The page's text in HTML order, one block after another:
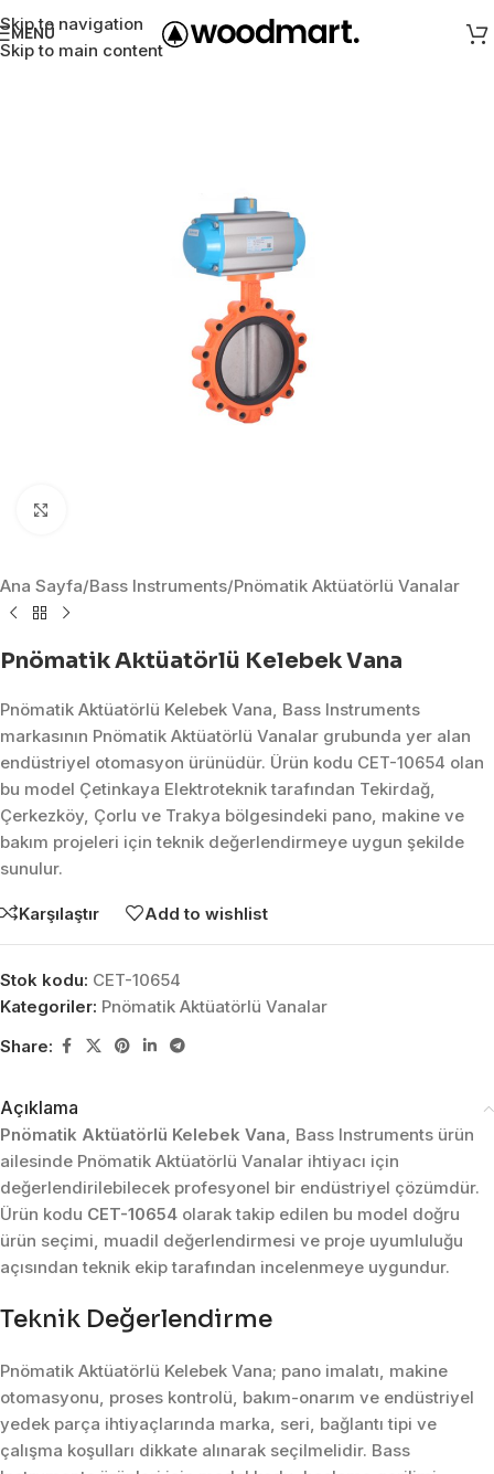
Skip to navigation
Skip to main content
MENÜ
Ana Sayfa/Bass Instruments/Pnömatik Aktüatörlü Vanalar
Pnömatik Aktüatörlü Kelebek Vana
Pnömatik Aktüatörlü Kelebek Vana, Bass Instruments
markasının Pnömatik Aktüatörlü Vanalar grubunda yer alan
endüstriyel otomasyon ürünüdür. Ürün kodu CET-10654 olan
bu model Çetinkaya Elektroteknik tarafından Tekirdağ,
Çerkezköy, Çorlu ve Trakya bölgesindeki pano, makine ve
bakım projeleri için teknik değerlendirmeye uygun şekilde
sunulur.
Karşılaştır Add to wishlist
Stok kodu: CET-10654
Kategoriler: Pnömatik Aktüatörlü Vanalar
Share:
Açıklama
Pnömatik Aktüatörlü Kelebek Vana, Bass Instruments ürün
ailesinde Pnömatik Aktüatörlü Vanalar ihtiyacı için
değerlendirilebilecek profesyonel bir endüstriyel çözümdür.
Ürün kodu CET-10654 olarak takip edilen bu model doğru
ürün seçimi, muadil değerlendirmesi ve proje uyumluluğu
açısından teknik ekip tarafından incelenmeye uygundur.
Teknik Değerlendirme
Pnömatik Aktüatörlü Kelebek Vana; pano imalatı, makine
otomasyonu, proses kontrolü, bakım-onarım ve endüstriyel
yedek parça ihtiyaçlarında marka, seri, bağlantı tipi ve
çalışma koşulları dikkate alınarak seçilmelidir. Bass